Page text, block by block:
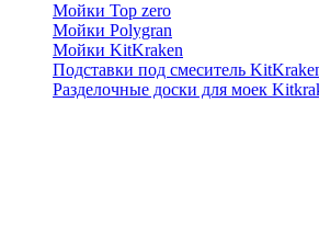
Мойки Top zero
Мойки Polygran
Мойки KitKraken
Подставки под смеситель
Разделочные доски для моек